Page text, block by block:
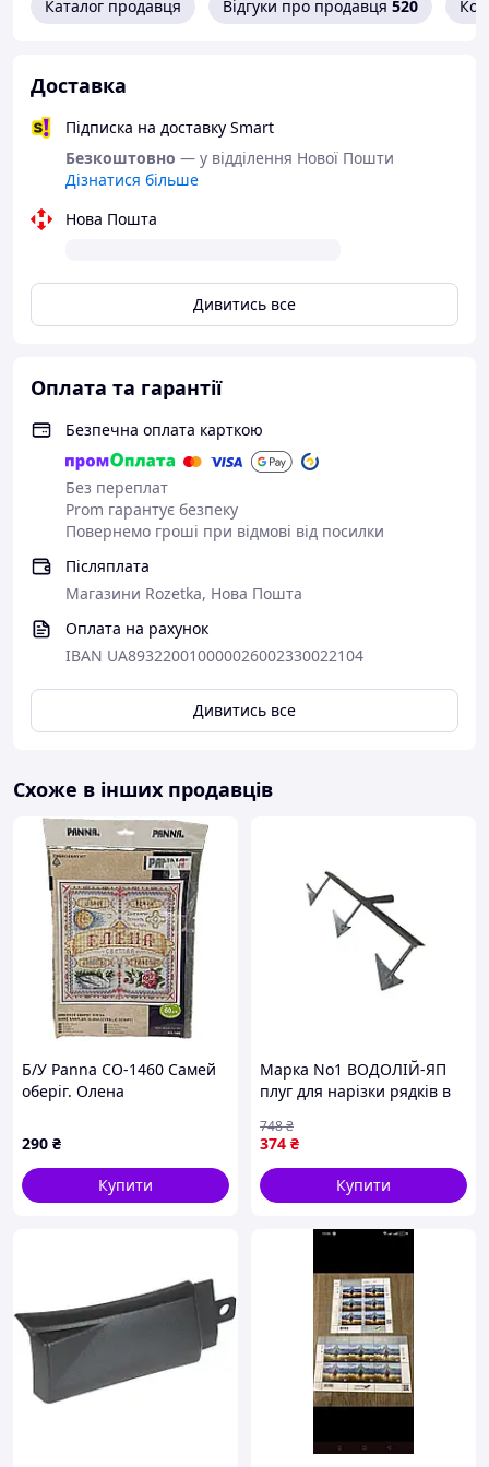
Каталог продавця Відгуки про продавця 520
Доставка
Підписка на доставку Smart
Безкоштовно — у відділення Нової Пошти
Дізнатися більше
Нова Пошта
Дивитись все
Оплата та гарантії
Безпечна оплата карткою
Без переплат
Prom гарантує безпеку
Повернемо гроші при відмові від посилки
Післяплата
Магазини Rozetka, Нова Пошта
Оплата на рахунок
IBAN UA893220010000026002330022104
Дивитись все
Схоже в інших продавців
Б/У Panna СО-1460 Самей
оберіг. Олена
290 ₴
Купити
Марка No1 ВОДОЛІЙ-ЯП
плуг для нарізки рядків в
металевий з полімерним
покриттям
374 ₴
748₴
Купити